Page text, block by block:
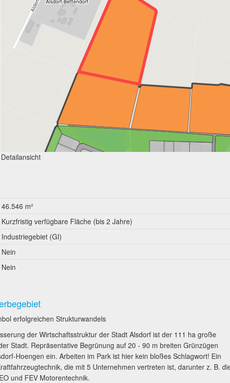
Detailansicht
46.546 m²
Kurzfristig verfügbare Fläche (bis 2 Jahre)
Industriegebiet (GI)
Nein
Nein
erfolgreichen Strukturwandels
der Wirtschaftsstruktur der Stadt Alsdorf ist der 111 ha große
Stadt. Repräsentative Begrünung auf 20 - 90 m breiten Grünzügen
Hoengen ein. Arbeiten im Park ist hier kein bloßes Schlagwort! Ein
die mit 5 Unternehmen vertreten ist, darunter z. B.
und FEV Motorentechnik.